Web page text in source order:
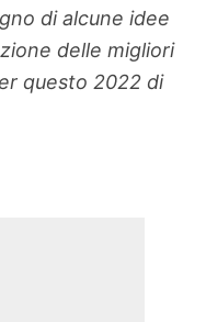
di alcune idee
delle migliori
questo 2022 di